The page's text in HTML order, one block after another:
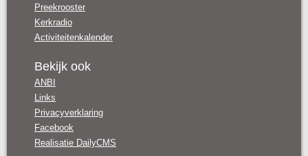
Preekrooster
Kerkradio
Activiteitenkalender
Bekijk ook
ANBI
Links
Privacyverklaring
Facebook
Realisatie DailyCMS